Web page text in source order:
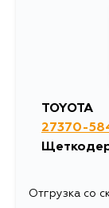
1 сентября
TOYOTA
27370-
Отгрузка со